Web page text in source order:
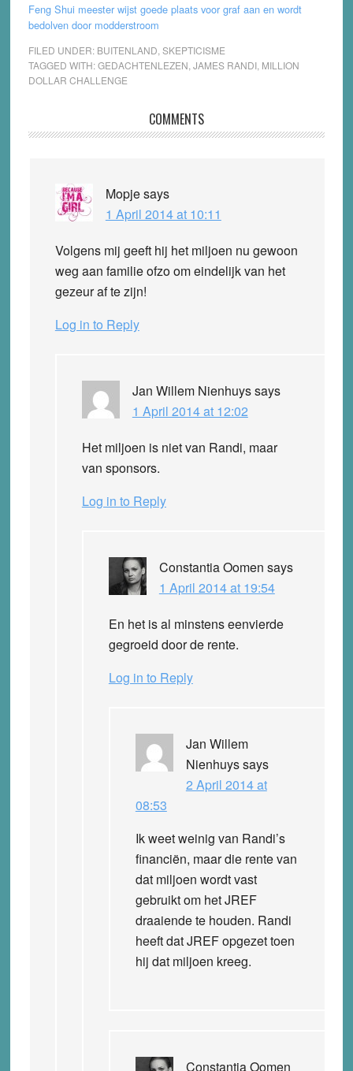
Feng Shui meester wijst goede plaats voor graf aan en wordt
bedolven door modderstroom
FILED UNDER: BUITENLAND SKEPTICISME
TAGGED WITH:GEDACHTENLEZEN JAMES RANDI, MILLION
DOLLAR CHALLENGE
Interactions
COMMENTS
Mopjesays
1 April 2014 at 10:11
Volgens mij geeft hij het miljoen nu gewoon
weg aan familie ofzo om eindelijk van het
gezeur af te zijn!
Log in to Reply
Jan Willem Nienhuyssays
1 April 2014 at 12:02
Het miljoen is niet van Randi, maar
van sponsors.
Log in to Reply
Constantia Oomen says
1 April 2014 at 19:54
En het is al minstens eenvierde
gegroeid door de rente.
Log in to Reply
Jan Willem
Nienhuyssays
2 April 2014 at
08:53
Ik weet weinig van Randi’s
financiën, maar die rente van
dat miljoen wordt vast
gebruikt om het JREF
draaiende te houden. Randi
heeft dat JREF opgezet toen
hij dat miljoen kreeg.
Constantia Oomen